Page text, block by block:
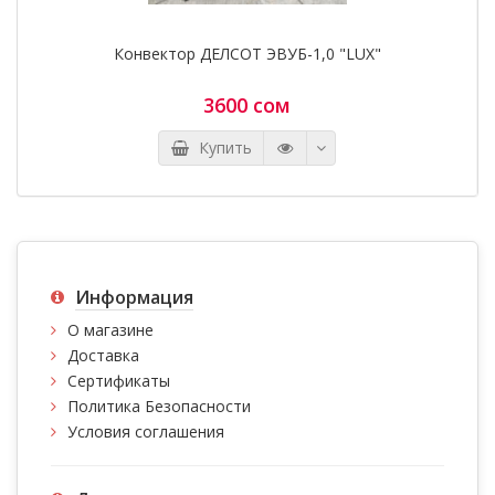
Конвектор ДЕЛСОТ ЭВУБ-1,0 "LUX"
3600 сом
Купить
Информация
О магазине
Доставка
Сертификаты
Политика Безопасности
Условия соглашения